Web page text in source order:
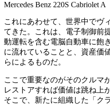
Mercedes Benz 220S Cabriolet A
これにあわせて、世界中でヴ
てきた。これは、電子制御前
動運転を含む電脳自動車に飽
に流れていることと、資産価
らによるものだ。
ここで重要なのがそのクルマ
レストアすれば価値は跳ね上
そこで、新たに組織した「ク